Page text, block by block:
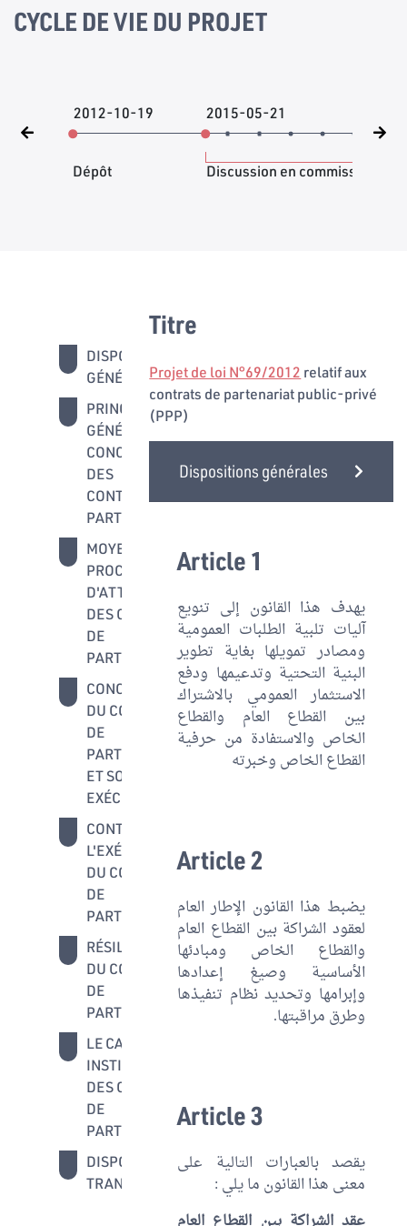
CYCLE DE VIE DU PROJET
2012-10-19
Dépôt
2015-05-21
Discussion en commission
DISPOSITIONS
GÉNÉRALES
PRINCIPES
GÉNÉRAUX DE
CONCLUSION
DES
CONTRATS DE
PARTENARIAT
4 - 6
MOYENS ET
PROCÉDURES
D'ATTRIBUTION
DES CONTRATS
DE
PARTENARIATS
7 - 16
CONCLUSION
DU CONTRAT
DE
PARTENARIAT
ET SON
EXÉCUTION
17 - 30
CONTRÔLE DE
L'EXÉCUTION
DU CONTRAT
DE
PARTENARIAT
RÉSILIATION
DU CONTRAT
DE
PARTENARIAT
34 - 36
LE CADRE
INSTITUTIONNEL
DES CONTRATS
DE
PARTENARIAT
DISPOSITIONS
TRANSITOIRES
40 - 42
Titre
Projet de loi N°69/2012 relatif aux
contrats de partenariat public-privé
(PPP)
Dispositions générales
Article 1
يهدف هذا القانون إلى تنويع
آليات تلبية الطلبات العمومية
ومصادر تمويلها بغاية تطوير
البنية التحتية وتدعيمها ودفع
الاستثمار العمومي بالاشتراك
بين القطاع العام والقطاع
الخاص والاستفادة من حرفية
القطاع الخاص وخبرته
Article 2
يضبط هذا القانون الإطار العام
لعقود الشراكة بين القطاع العام
والقطاع الخاص ومبادئها
الأساسية وصيغ إعدادها
وإبرامها وتحديد نظام تنفيذها
وطرق مراقبتها.
Article 3
يقصد بالعبارات التالية على
معنى هذا القانون ما يلي :